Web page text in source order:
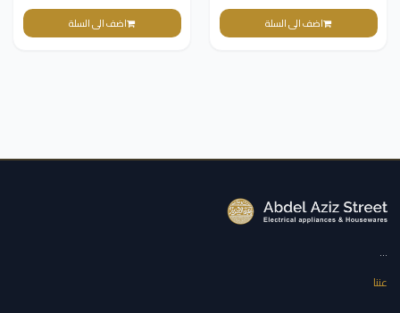
1000 وات)
اضف الى السلة اضف الى السلة
...
عننا